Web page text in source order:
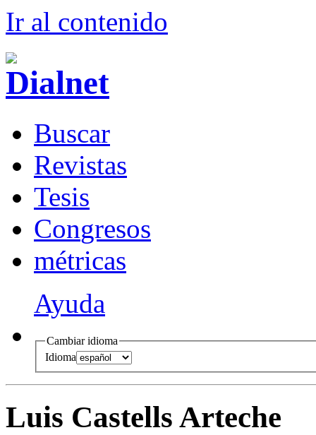
Ir al contenido
Buscar
Revistas
Tesis
Congresos
métricas
Ayuda
Cambiar idioma
Idioma
Luis Castells Arteche